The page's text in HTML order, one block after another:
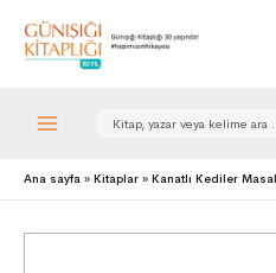
Search
Ana sayfa Kitaplar Kanatlı Kediler